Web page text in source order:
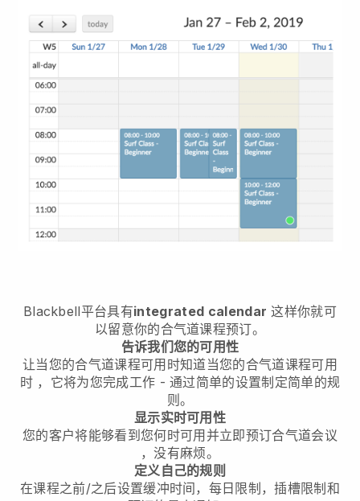
Blackbell平台具有integrated calendar 这样你就可
以留意你的合气道课程预订。
告诉我们您的可用性
让当您的合气道课程可用时知道当您的合气道课程可用
时 ，它将为您完成工作 - 通过简单的设置制定简单的规
则。
显示实时可用性
您的客户将能够看到您何时可用并立即预订合气道会议
，没有麻烦。
定义自己的规则
在课程之前/之后设置缓冲时间，每日限制，插槽限制和